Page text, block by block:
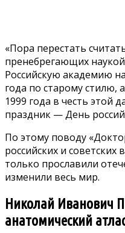
«Пора перестать
пренебрегающих
Российскую академию
года по старому стилю,
1999 года в честь этой
праздник — День
По этому поводу
российских и
только прославили
изменили весь мир.
Николай Иванович
анатомический